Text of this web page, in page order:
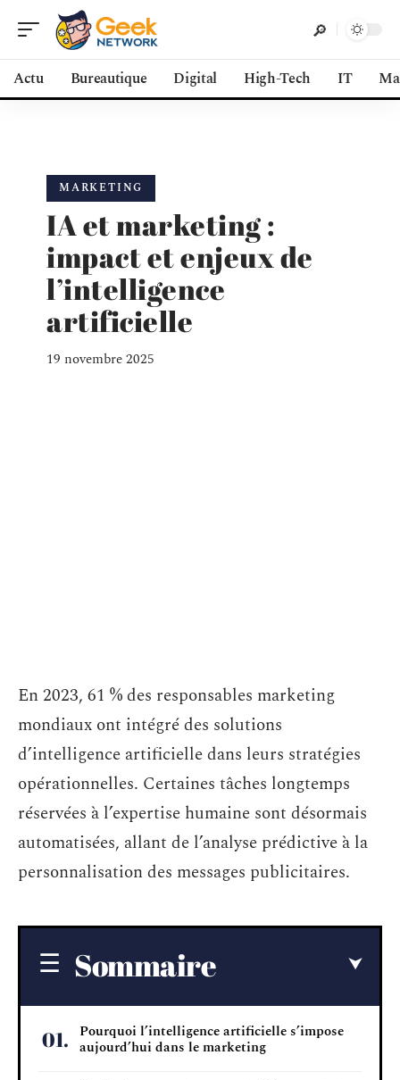
Actu Bureautique Digital High-Tech IT
MARKETING
IA et marketing :
impact et enjeux de
l’intelligence
artificielle
19 novembre 2025
En 2023, 61 % des responsables marketing
mondiaux ont intégré des solutions
d’intelligence artificielle dans leurs stratégies
opérationnelles. Certaines tâches longtemps
réservées à l’expertise humaine sont désormais
automatisées, allant de l’analyse prédictive à la
personnalisation des messages publicitaires.
Sommaire
Pourquoi l’intelligence artificielle s’impose
aujourd’hui dans le marketing